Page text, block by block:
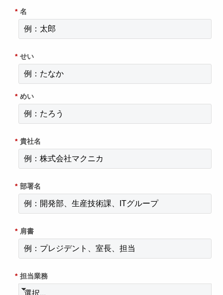
* 名
* せい
* めい
* 貴社名
* 部署名
* 肩書
* 担当業務